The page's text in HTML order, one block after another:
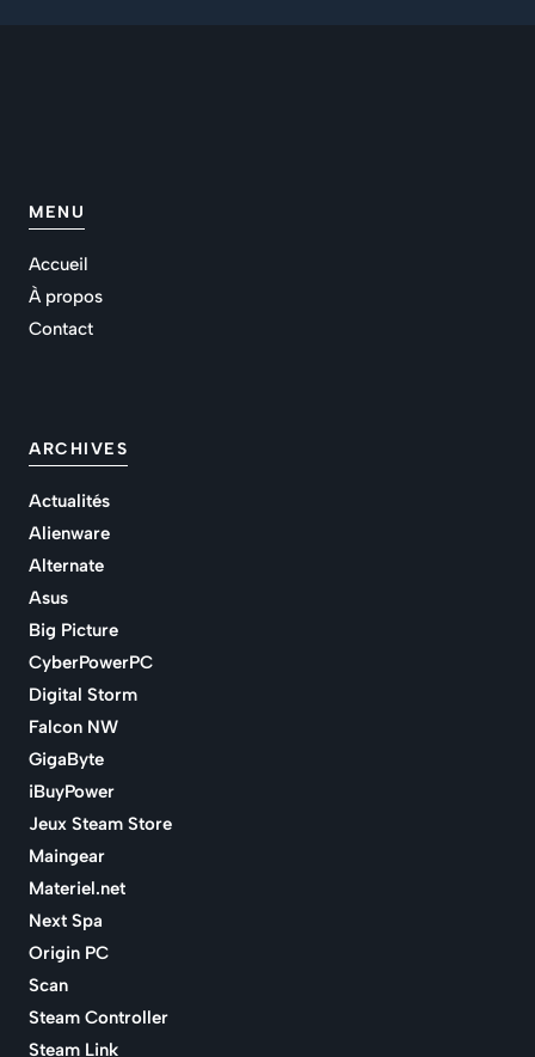
MENU
Accueil
À propos
Contact
ARCHIVES
Actualités
Alienware
Alternate
Asus
Big Picture
CyberPowerPC
Digital Storm
Falcon NW
GigaByte
iBuyPower
Jeux Steam Store
Maingear
Materiel.net
Next Spa
Origin PC
Scan
Steam Controller
Steam Link